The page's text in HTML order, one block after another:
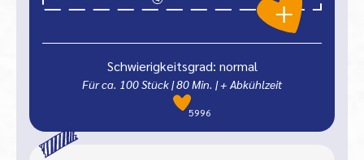
Schwierigkeitsgrad: normal
Für ca. 100 Stück |80 Min. | + Abkühlzeit
5996